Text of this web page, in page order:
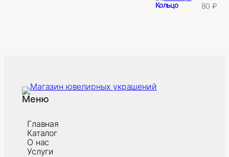
Кольцо 80₽
Меню
Главная
Каталог
О нас
Услуги